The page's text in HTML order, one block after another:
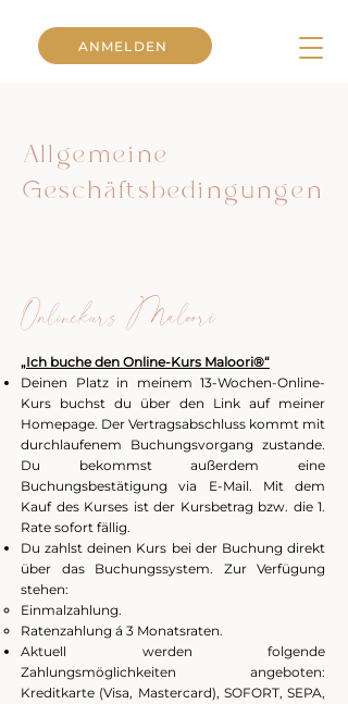
ANMELDEN
Allgemeine
Geschäftsbedingungen
Onlinekurs Maloori
„Ich buche den Online-Kurs Maloori®“
Deinen Platz in meinem 13-Wochen-Online-
Kurs buchst du über den Link auf meiner
Homepage. Der Vertragsabschluss kommt mit
durchlaufenem Buchungsvorgang zustande.
Du bekommst außerdem eine
Buchungsbestätigung via E-Mail. Mit dem
Kauf des Kurses ist der Kursbetrag bzw. die 1.
Rate sofort fällig.
Du zahlst deinen Kurs bei der Buchung direkt
über das Buchungssystem. Zur Verfügung
stehen:
Einmalzahlung.
Ratenzahlung á 3 Monatsraten.
Aktuell werden folgende
Zahlungsmöglichkeiten angeboten:
Kreditkarte (Visa, Mastercard), SOFORT, SEPA,